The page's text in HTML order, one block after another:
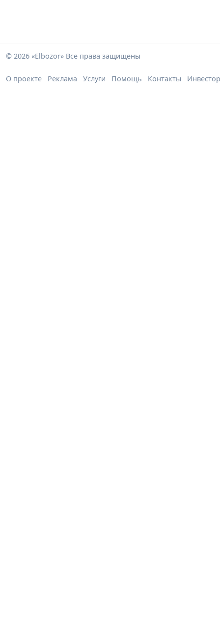
© 2026 «Elbozor» Все права защищены
О проекте Реклама Услуги Помощь Контакты